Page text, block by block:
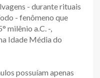
- durante rituais
- fenômeno que
milênio a.C. -,
Idade Média do
possuíam apenas